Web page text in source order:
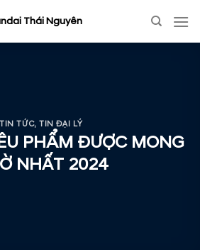
Thái Nguyên
TIN TỨC,TIN ĐẠI LÝ
PHẨM ĐƯỢC MONG
NHẤT 2024